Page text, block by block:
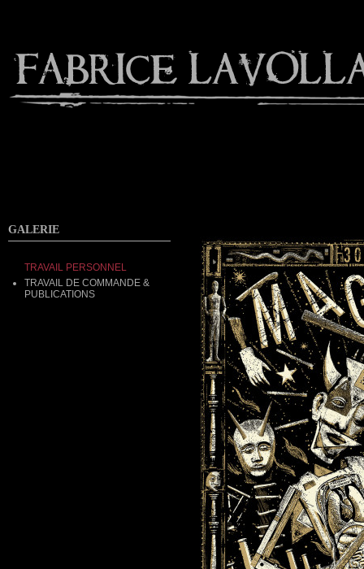
Contact
GALERIE
TRAVAIL PERSONNEL
TRAVAIL DE COMMANDE &
PUBLICATIONS